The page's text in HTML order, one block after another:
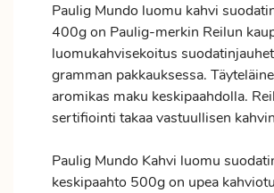
Paulig Mundo luomu kahvi
400g on Paulig-merkin Reilun
luomukahvisekoitus
gramman pakkauksessa.
aromikas maku keskipaahdolla.
sertifiointi takaa vastuullisen
Paulig Mundo Kahvi luomu
keskipaahto 500g on upea